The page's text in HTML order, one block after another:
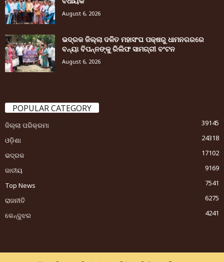
August 6, 2026
ଭଦ୍ରକ ଜିଲ୍ଲା ଦଳିତ ମହାସଂଘ ପକ୍ଷରୁ ଧାମନଗରରେ
ବନ୍ୟା ବିପନ୍ନଙ୍କୁ ରିଲିଫ ସାମଗ୍ରୀ ବଂଟନ
August 6, 2026
POPULAR CATEGORY
ଜିଲ୍ଲା ପରିକ୍ରମା
39145
ଓଡ଼ିଶା
24318
ଭଦ୍ରକ
17102
ଜାତୀୟ
9169
Top News
7541
ରାଜନୀତି
6275
କେନ୍ଦୁଝର
4241